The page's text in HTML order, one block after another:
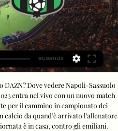
DAZN? Dove vedere Napoli-Sassuolo
entra nel vivo con un nuovo match
per il cammino in campionato dei
da quand’è arrivato l’allenatore
è in casa, contro gli emiliani.